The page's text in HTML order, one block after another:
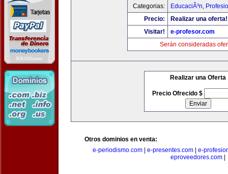
Categorias:
EducaciÃ³n,
Precio:
Realizar una oferta!
Visitar!
e-profesor.com
Serán consideradas
Realizar una Oferta
Precio Ofrecido $
Otros dominios en venta:
e-periodismo.com
e-presentes.com
e-
eproveedores.com